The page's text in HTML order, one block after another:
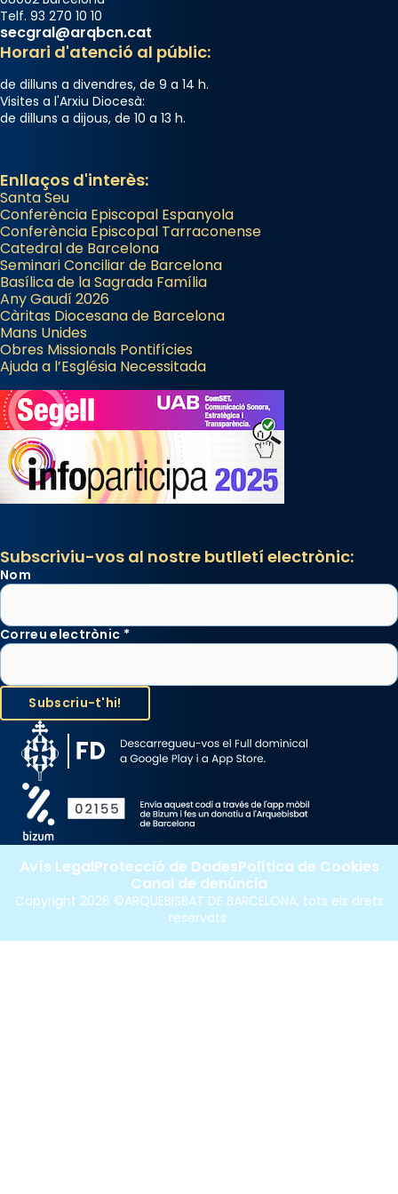
Telf. 93 270 10 10
secgral@arqbcn.cat
Horari d'atenció al públic:
de dilluns a divendres, de 9 a 14 h.
Visites a l'Arxiu Diocesà:
de dilluns a dijous, de 10 a 13 h.
Enllaços d'interès:
Santa Seu
Conferència Episcopal Espanyola
Conferència Episcopal Tarraconense
Catedral de Barcelona
Seminari Conciliar de Barcelona
Basílica de la Sagrada Família
Any Gaudí 2026
Càritas Diocesana de Barcelona
Mans Unides
Obres Missionals Pontifícies
Ajuda a l’Església Necessitada
Subscriviu-vos al nostre butlletí electrònic:
Nom
Correu electrònic *
Copyright 2026 ©ARQUEBISBAT DE BARCELONA, tots els drets
reservats.
Avís LegalProtecció de DadesPolítica de Cookies
Canal de denúncia